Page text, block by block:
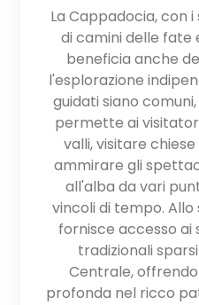
La Cappadocia, con
di camini delle fate
beneficia anche
l'esplorazione
guidati siano
permette ai
valli, visitare
ammirare gli
all'alba da vari
vincoli di tempo.
fornisce accesso ai
tradizionali
Centrale,
profonda nel ricco